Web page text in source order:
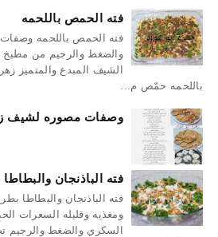
فته الحمص باللحمه
فته الحمص باللحمه
والضغط والرجيم من مطبخ
الشيف المبدع والمتميز
باللحمه حمّص م...
وصفات مصوره لشيف
فته الباذنجان
فته الباذنجان والبطاطا
ومغذيه وقليله السعرات
السكري والضغط والرجيم